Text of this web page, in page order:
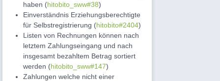
haben (hitobito_sww#38)
Einverständnis Erziehungsberechtigte
für Selbstregistrierung (hitobito#2404)
Listen von Rechnungen können nach
letztem Zahlungseingang und nach
insgesamt bezahltem Betrag sortiert
werden (hitobito_sww#147)
Zahlungen welche nicht einer